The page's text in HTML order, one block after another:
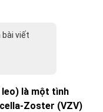
bài viết
leo) là một tình
Zoster (VZV)